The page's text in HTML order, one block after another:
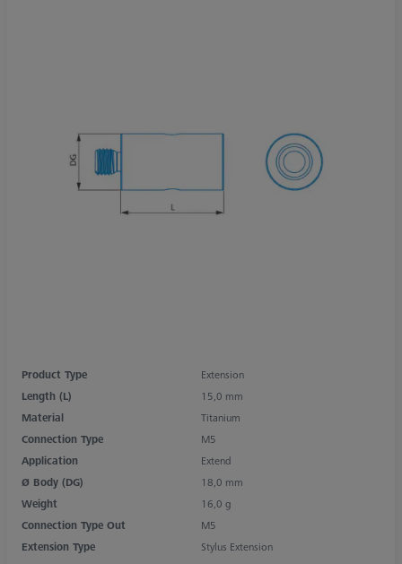
Product Type
Extension
Length (L)
15,0 mm
Material
Titanium
Connection Type
M5
Application
Extend
Ø Body (DG)
18,0 mm
Weight
16,0 g
Connection Type Out
M5
Extension Type
Stylus Extension